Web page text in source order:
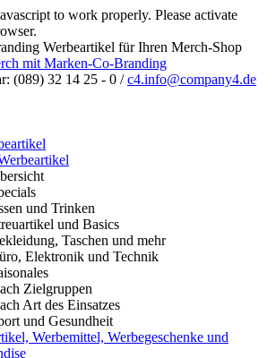
to work properly. Please activate
Werbeartikel für Ihren Merch-Shop
mit Marken-Co-Branding
(089) 32 14 25 - 0 /c4.info@company4.de
und Trinken
und Basics
Taschen und mehr
Elektronik und Technik
Zielgruppen
Art des Einsatzes
und Gesundheit
Werbemittel, Werbegeschenke und